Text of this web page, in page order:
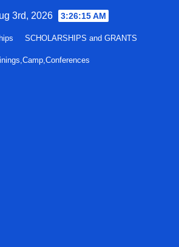
3rd, 2026 3:26:16 AM
SCHOLARSHIPS and GRANTS